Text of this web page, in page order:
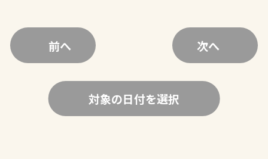
前へ 次へ
対象の日付を選択